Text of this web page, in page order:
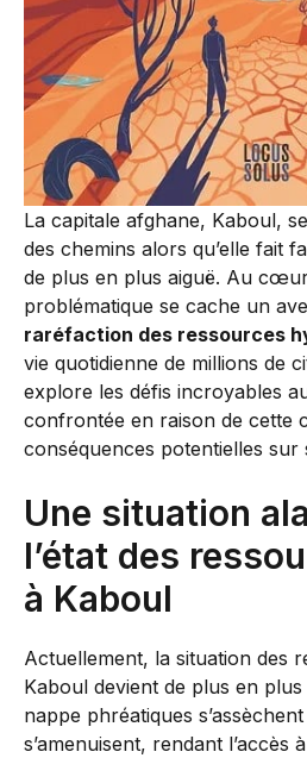
La capitale afghane, Kaboul,
des chemins alors qu’elle fait
de plus en plus aiguë. Au
problématique se cache un
raréfaction des ressources
vie quotidienne de millions de
explore les défis incroyables
confrontée en raison de cette
conséquences potentielles sur
Une situation
l’état des
à Kaboul
Actuellement, la situation des
Kaboul devient de plus en
nappe phréatiques
s’amenuisent, rendant l’accès